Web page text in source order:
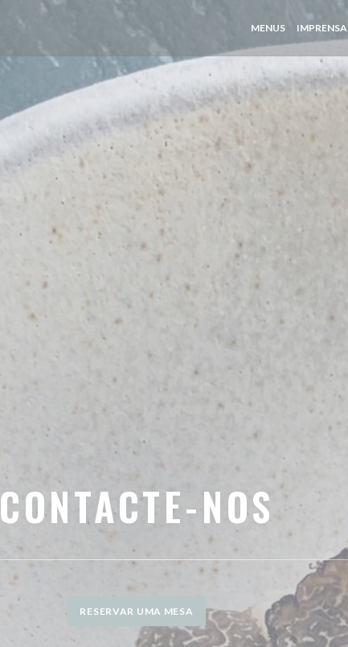
MENUS IMPRENSA
CONTACTE-NOS
RESERVAR UMA MESA